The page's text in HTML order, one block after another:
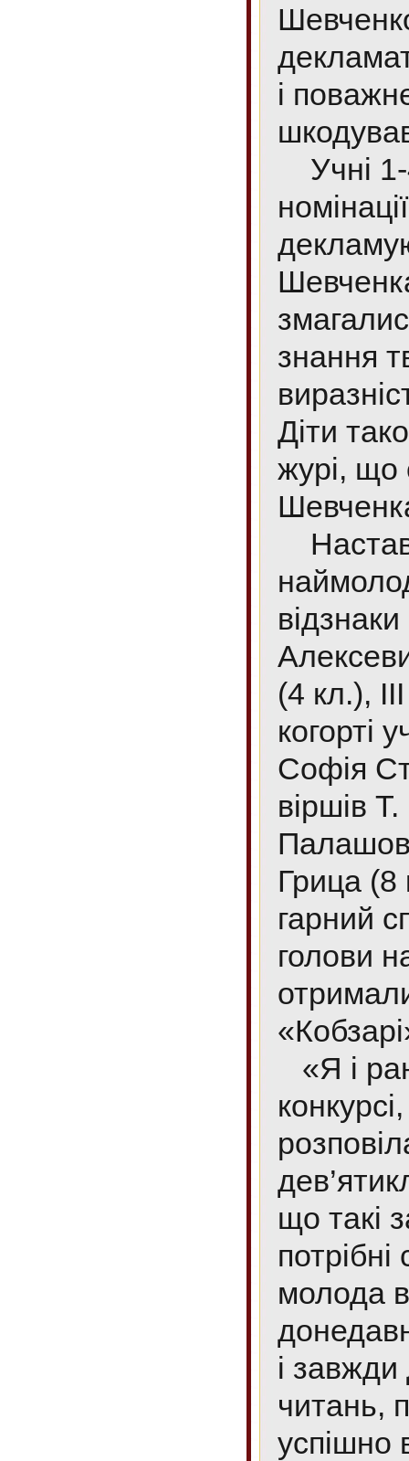
і
Учні 1-
знання
Діти
журі, що
Настав
(4 кл.),
когорті
Софія
віршів
Грица (8
гарний
голови
«Я і
що такі
молода
і
читань,
успішно